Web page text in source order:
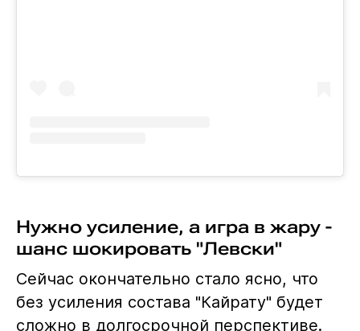
Нужно усиление, а игра в жару -
шанс шокировать "Левски"
Сейчас окончательно стало ясно, что
без усиления состава "Кайрату" будет
сложно в долгосрочной перспективе.